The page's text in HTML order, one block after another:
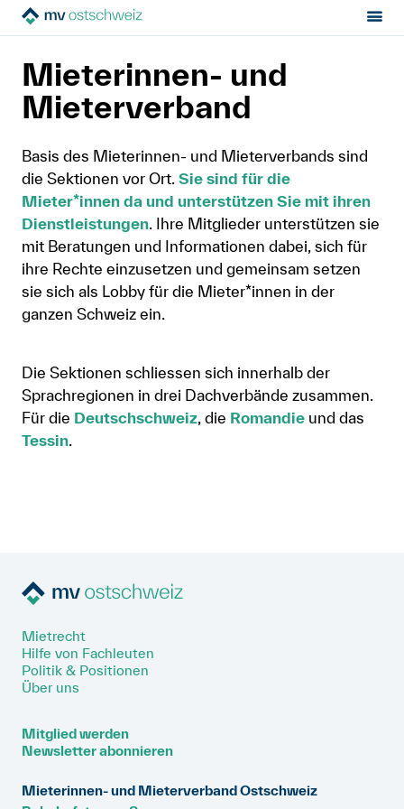
Mietrecht
Politik & Positionen
Über uns
Newsletter
Anmelden
Mieterinnen- und
Mieterverband
Basis des Mieterinnen- und Mieterverbands sind
die Sektionen vor Ort. Sie sind für die
Mieter*innen da und unterstützen Sie mit ihren
Dienstleistungen. Ihre Mitglieder unterstützen sie
mit Beratungen und Informationen dabei, sich für
ihre Rechte einzusetzen und gemeinsam setzen
sie sich als Lobby für die Mieter*innen in der
ganzen Schweiz ein.
Die Sektionen schliessen sich innerhalb der
Sprachregionen in drei Dachverbände zusammen.
Für die Deutschschweiz, die Romandie und das
Tessin.
Mietrecht
Hilfe von Fachleuten
Politik & Positionen
Über uns
Mitglied werden
Newsletter abonnieren
Mieterinnen- und Mieterverband Ostschweiz